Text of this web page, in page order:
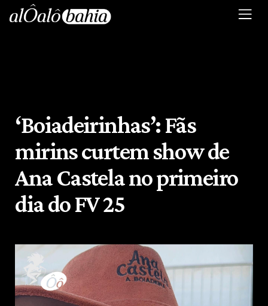
‘Boiadeirinhas’: Fãs
mirins curtem show de
Ana Castela no primeiro
dia do FV 25